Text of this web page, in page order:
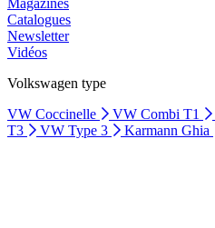
Magazines
Catalogues
Newsletter
Vidéos
Volkswagen type
VW Coccinelle
VW Combi T1
T3
VW Type 3 Karmann Ghia